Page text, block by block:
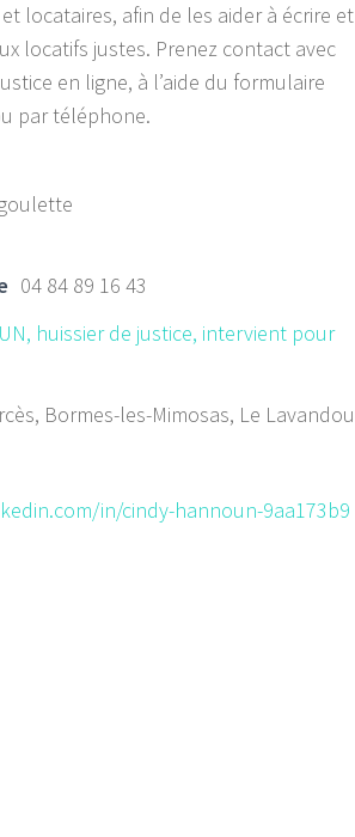
locataires, afin de les aider à écrire et
locatifs justes. Prenez contact avec
en ligne, à l’aide du formulaire
par téléphone.
04 84 89 16 43
huissier de justice, intervient pour
Bormes-les-Mimosas, Le Lavandou
in/cindy-hannoun-9aa173b9